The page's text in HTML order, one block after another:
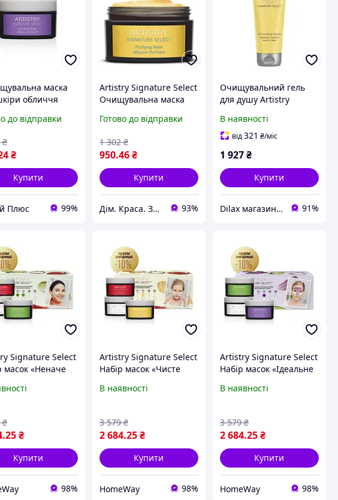
маска
обличчя
до відправки
₴
₴
Купити
Плюс 99%
Artistry Signature Select
Очищувальна маска
Amway Амвей
Готово до відправки
950.46 ₴
1 302 ₴
Купити
Дім. Краса. Здоров'я. 93%
Очищувальний гель
для душу Artistry
В наявності
від321 ₴/міс
1 927₴
Купити
Dilax магазин брендових дитячих іграшок та товарів для батьків. 91%
Signature Select
масок «Неначе
.25₴
₴
Купити
98%
Artistry Signature Select
Набір масок «Чисте
Амвей
В наявності
2 684.25 ₴
3 579 ₴
Купити
HomeWay 98%
Artistry Signature Select
Набір масок «Ідеальне
Амвей
В наявності
2 684.25₴
3 579 ₴
Купити
HomeWay 98%